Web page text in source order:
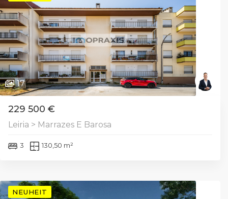
17
229 500 €
Leiria > Marrazes E Barosa
3 130,50 m²
NEUHEIT